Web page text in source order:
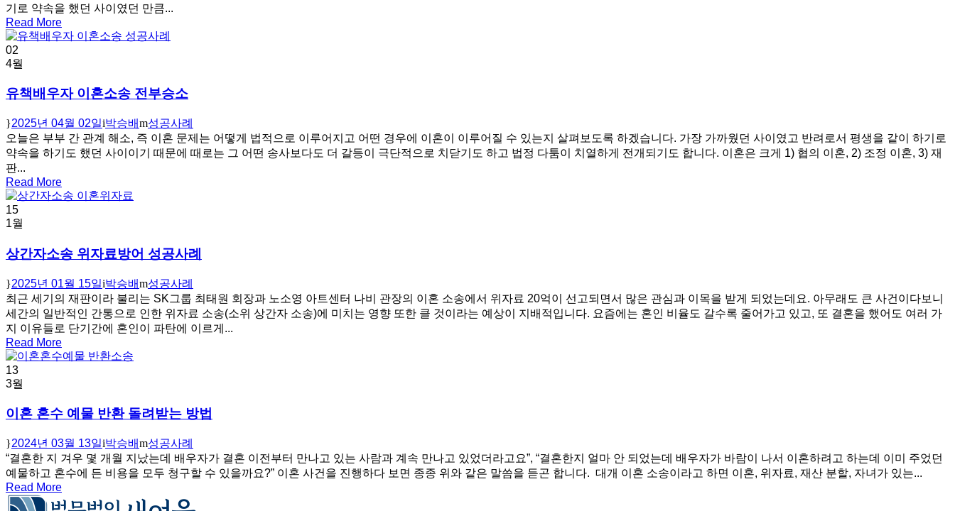
기로 약속을 했던 사이였던 만큼...
Read More
02
4월
유책배우자 이혼소송 전부승소
2025년 04월 02일 박승배
성공사례
오늘은 부부 간 관계 해소, 즉 이혼 문제는 어떻게 법적으로 이루어지고 어떤 경우에 이혼이 이루어질 수 있는지 살펴보도록 하겠습니다. 가장 가까웠던 사이였고 반려로서 평생을 같이 하기로
약속을 하기도 했던 사이이기 때문에 때로는 그 어떤 송사보다도 더 갈등이 극단적으로 치닫기도 하고 법정 다툼이 치열하게 전개되기도 합니다. 이혼은 크게 1) 협의 이혼, 2) 조정 이혼, 3) 재
판...
Read More
15
1월
상간자소송 위자료방어 성공사례
2025년 01월 15일 박승배
성공사례
최근 세기의 재판이라 불리는 SK그룹 최태원 회장과 노소영 아트센터 나비 관장의 이혼 소송에서 위자료 20억이 선고되면서 많은 관심과 이목을 받게 되었는데요. 아무래도 큰 사건이다보니
세간의 일반적인 간통으로 인한 위자료 소송(소위 상간자 소송)에 미치는 영향 또한 클 것이라는 예상이 지배적입니다. 요즘에는 혼인 비율도 갈수록 줄어가고 있고, 또 결혼을 했어도 여러 가
지 이유들로 단기간에 혼인이 파탄에 이르게...
Read More
13
3월
이혼 혼수 예물 반환 돌려받는 방법
2024년 03월 13일 박승배
성공사례
“결혼한 지 겨우 몇 개월 지났는데 배우자가 결혼 이전부터 만나고 있는 사람과 계속 만나고 있었더라고요”, “결혼한지 얼마 안 되었는데 배우자가 바람이 나서 이혼하려고 하는데 이미 주었던
예물하고 혼수에 든 비용을 모두 청구할 수 있을까요?” 이혼 사건을 진행하다 보면 종종 위와 같은 말씀을 듣곤 합니다. ​ 대개 이혼 소송이라고 하면 이혼, 위자료, 재산 분할, 자녀가 있는...
Read More